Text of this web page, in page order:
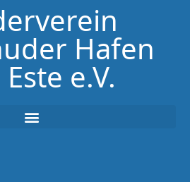
Hafen
e.V.